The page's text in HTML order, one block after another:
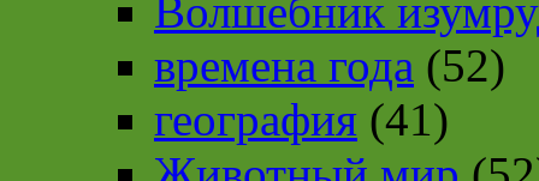
Волшебник
времена года (52)
география (41)